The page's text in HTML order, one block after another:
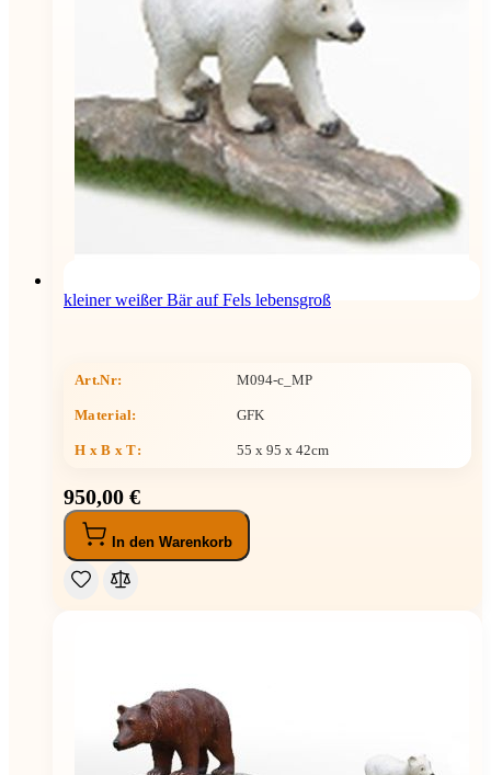
kleiner weißer Bär auf Fels lebensgroß
Art.Nr: M094-c_MP
Material: GFK
H x B x T: 55 x 95 x 42cm
950,00 €
In den Warenkorb